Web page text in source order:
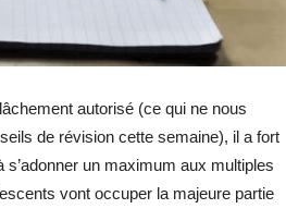
autorisé (ce qui ne nous
de révision cette semaine), il a fort
un maximum aux multiples
vont occuper la majeure partie